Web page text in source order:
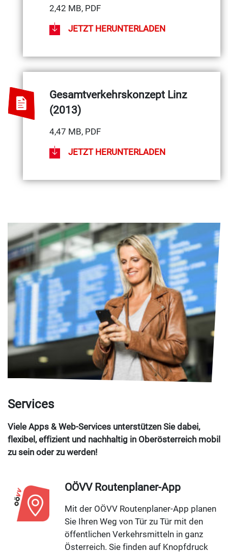
2,42 MB, PDF
JETZT HERUNTERLADEN
Gesamtverkehrskonzept Linz
(2013)
4,47 MB, PDF
JETZT HERUNTERLADEN
Services
Viele Apps & Web-Services unterstützen Sie dabei,
flexibel, effizient und nachhaltig in Oberösterreich mobil
zu sein oder zu werden!
OÖVV Routenplaner-App
Mit der OÖVV Routenplaner-App planen
Sie Ihren Weg von Tür zu Tür mit den
öffentlichen Verkehrsmitteln in ganz
Österreich. Sie finden auf Knopfdruck